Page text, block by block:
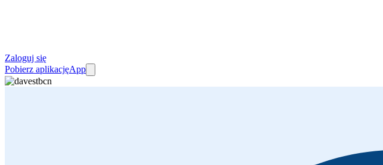
Zaloguj się
Pobierz aplikacjęApp